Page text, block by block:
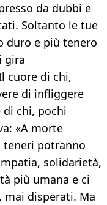
da dubbi e
Soltanto le tue
duro e più tenero
gira
cuore di chi,
di infliggere
chi, pochi
«A morte
teneri potranno
solidarietà,
più umana e ci
mai disperati. Ma